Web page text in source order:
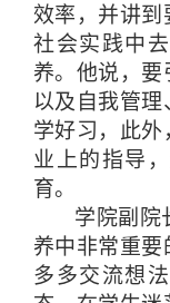
效率 ， 并讲到
社会实践中去
养。 他说， 要
以及自我管理
学好习 ， 此外
业上的指导 ，
育。
学院副院
养中非常重要
多多交流想法